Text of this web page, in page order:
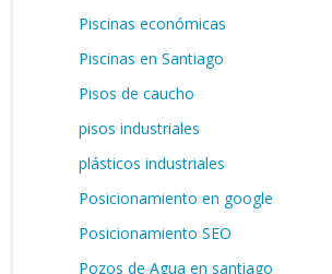
Piscinas económicas
Piscinas en Santiago
Pisos de caucho
pisos industriales
plásticos industriales
Posicionamiento en google
Posicionamiento SEO
Pozos de Agua en santiago